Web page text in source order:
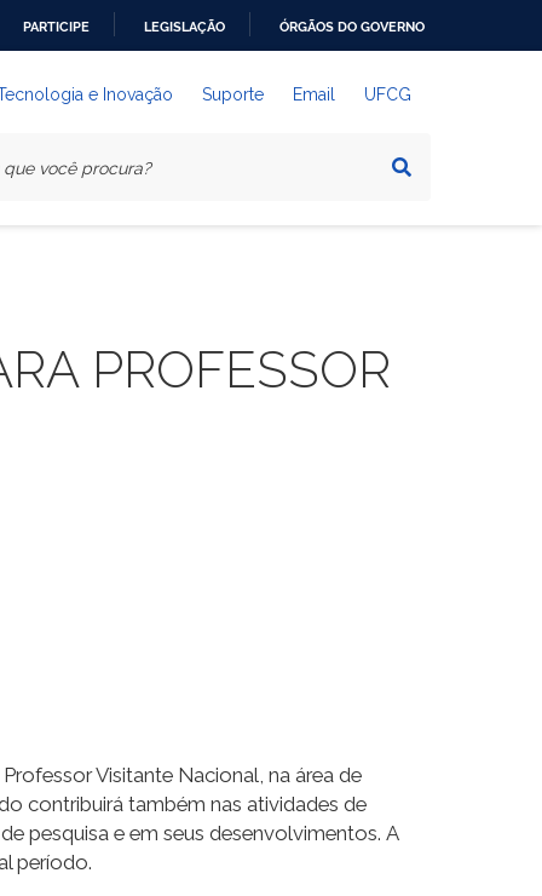
PARTICIPE LEGISLAÇÃO ÓRGÃOS DO GOVERNO
e Inovação Suporte Email UFCG
PROFESSOR
Visitante Nacional, na área de
contribuirá também nas atividades de
pesquisa e em seus desenvolvimentos. A
período.